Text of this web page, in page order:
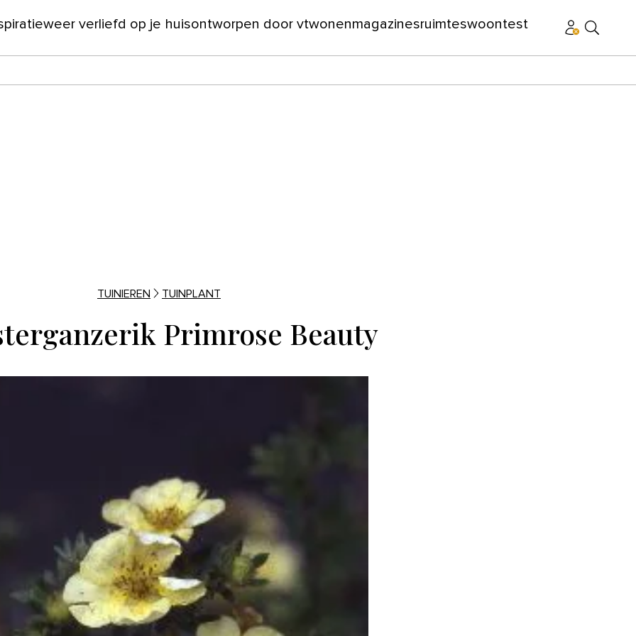
weer verliefd op je huisontworpen door vtwonenmagazinesruimteswoontest
TUINIEREN TUINPLANT
Primrose Beauty